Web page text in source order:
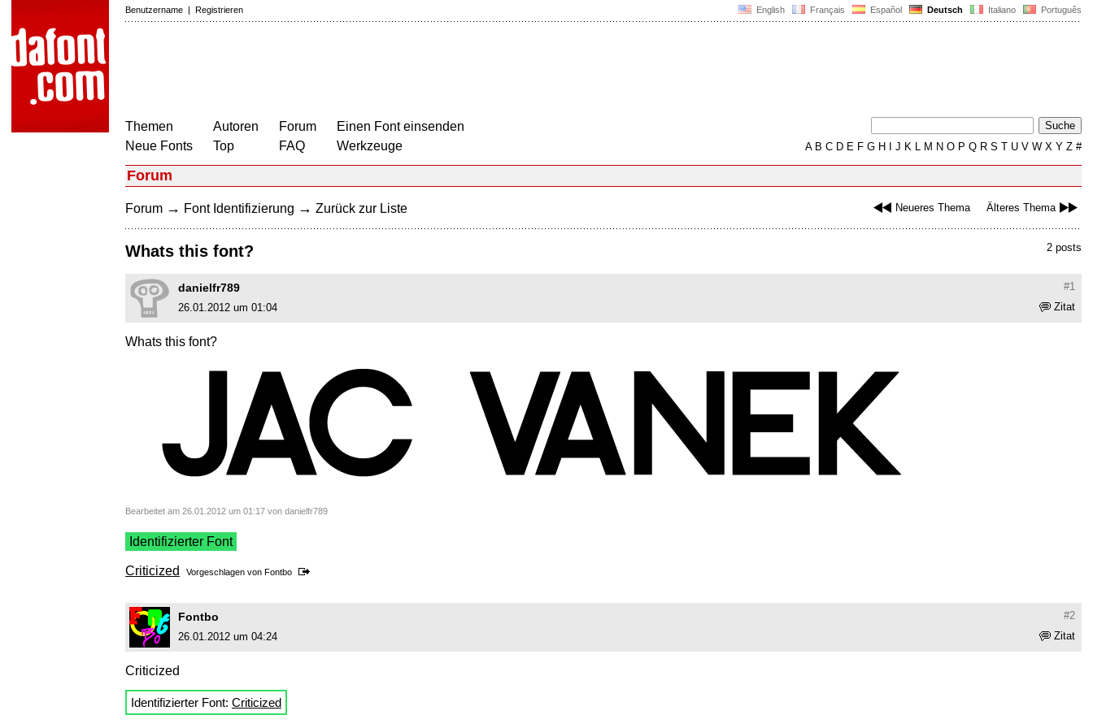
English Français Español Deutsch Italiano Português
Benutzername | Registrieren
Themen
Neue Fonts
Autoren
Top
Forum
FAQ
Einen Font einsenden
Werkzeuge
AB C D E F G H J K L M N O P Q R S T U V W X Y Z #
Forum
Neueres Thema Älteres Thema
Forum → Font Identifizierung → Zurück zur Liste
2 posts
Whats this font?
#1
danielfr789
Zitat
26.01.2012 um 01:04
Whats this font?
Bearbeitet am 26.01.2012 um 01:17 von danielfr789
Identifizierter Font
Criticized Vorgeschlagen von Fontbo
#2
Fontbo
Zitat
26.01.2012 um 04:24
Criticized
Identifizierter Font: Criticized